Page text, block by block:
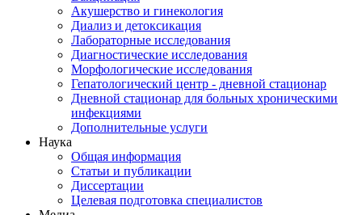
Акушерство и гинекология
Диализ и детоксикация
Лабораторные исследования
Диагностические исследования
Морфологические исследования
Гепатологический центр - дневной стационар
Дневной стационар для больных хроническими
инфекциями
Дополнительные услуги
Наука
Общая информация
Статьи и публикации
Диссертации
Целевая подготовка специалистов